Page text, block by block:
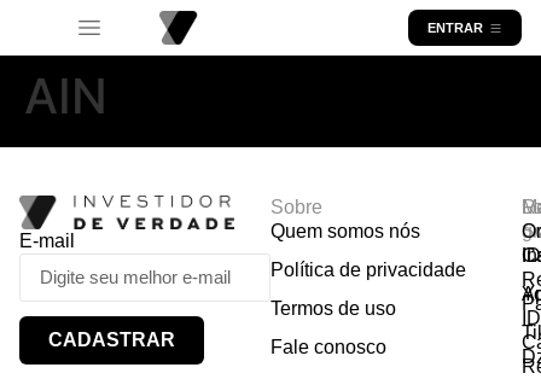
ENTRAR
AIN
E-mail
CADASTRAR
Sobre
Quem somos nós
Política de privacidade
Termos de uso
Fale conosco